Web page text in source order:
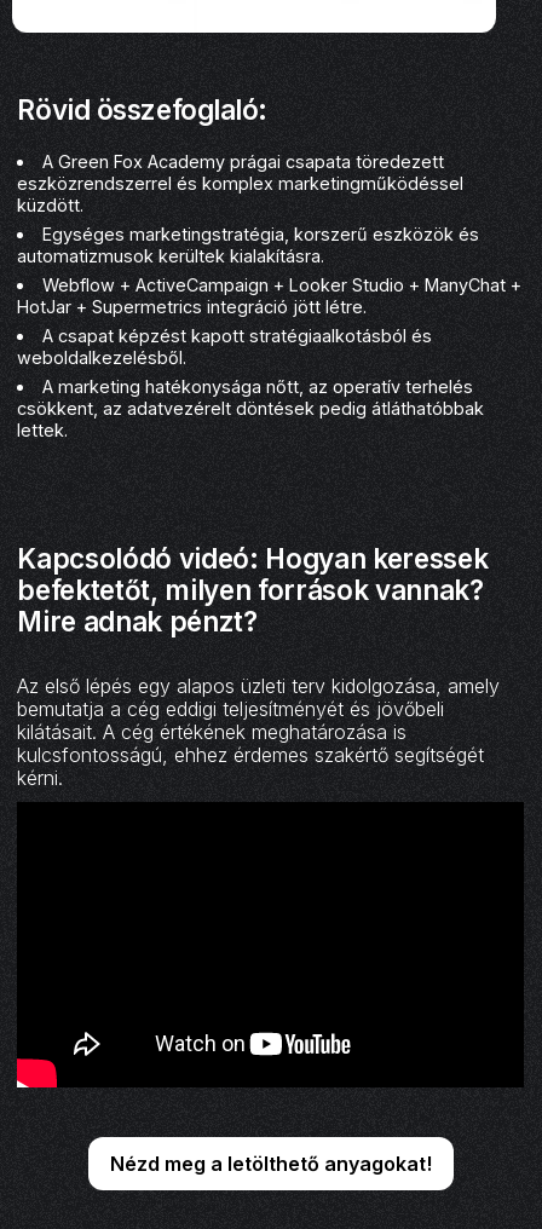
Rövid összefoglaló:
A Green Fox Academy prágai csapata töredezett
eszközrendszerrel és komplex marketingműködéssel
küzdött.
Egységes marketingstratégia, korszerű eszközök és
automatizmusok kerültek kialakításra.
Webflow + ActiveCampaign + Looker Studio + ManyChat +
HotJar + Supermetrics integráció jött létre.
A csapat képzést kapott stratégiaalkotásból és
weboldalkezelésből.
A marketing hatékonysága nőtt, az operatív terhelés
csökkent, az adatvezérelt döntések pedig átláthatóbbak
lettek.
Kapcsolódó videó: Hogyan keressek
befektetőt, milyen források vannak?
Mire adnak pénzt?
Az első lépés egy alapos üzleti terv kidolgozása, amely
bemutatja a cég eddigi teljesítményét és jövőbeli
kilátásait. A cég értékének meghatározása is
kulcsfontosságú, ehhez érdemes szakértő segítségét
kérni.
Nézd meg a letölthető anyagokat!